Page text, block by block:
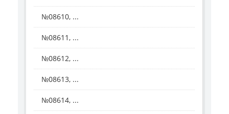
№08610, ...
№08611, ...
№08612, ...
№08613, ...
№08614, ...